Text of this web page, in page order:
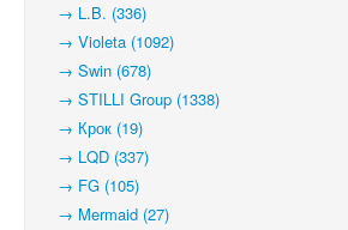
→ L.B. (336)
→ Violeta (1092)
→ Swin (678)
→ STILLI Group (1338)
→ Крок (19)
→ LQD (337)
→ FG (105)
→ Mermaid (27)